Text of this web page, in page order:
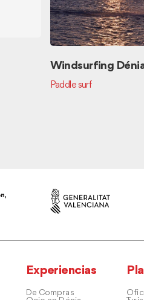
Windsurfing
Paddle surf
Experiencias
De Compras